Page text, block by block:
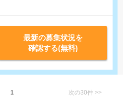
最新の募集状況を
確認する(無料)
1 次の30件 >>